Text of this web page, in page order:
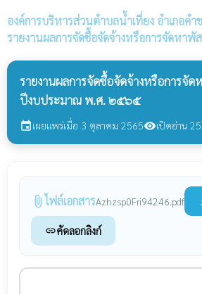
องค์การบริหารส่วนตำบลน้ำเที่ยง อำเภอค
รายงานผลการจัดซื้อจัดจ้างหรือการจัดหาพั
รายงานผลการจัดซื้อจัดจ้างหรือการจัด
ปีงบประมาณ พ.ศ. ๒๕๖๕
eventเผยแพร่เมื่อ 3 ตุลาคม 2565visibilityเปิดอ่าน
attach_file ไฟล์เอกสารAzhzsp0Fri94246.pdf
linkคัดลอกลิงก์